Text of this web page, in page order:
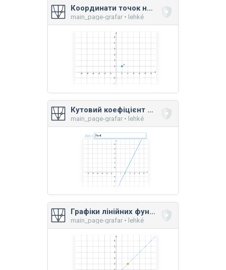
Координати точок на площині
main_page-grafar • lehké
Кутовий коефіцієнт лінійної функції
main_page-grafar • lehké
Графіки лінійних функцій
main_page-grafar • lehké